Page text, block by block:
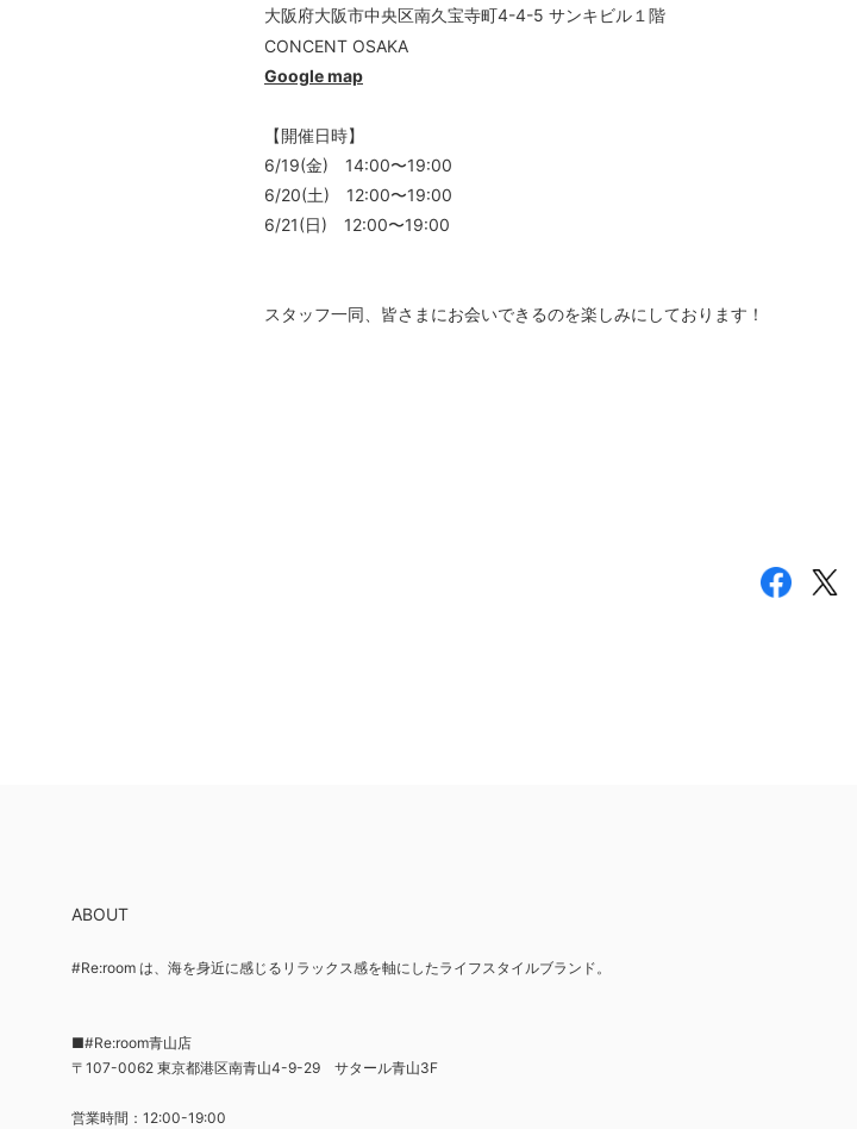
大阪府大阪市中央区南久宝寺町4-4-5 サンキビル１階
CONCENT OSAKA
Google map
【開催日時】
6/19(金) 14:00〜19:00
6/20(土) 12:00〜19:00
6/21(日) 12:00〜19:00
スタッフ一同、皆さまにお会いできるのを楽しみにしております！
ABOUT
#Re:room は、海を身近に感じるリラックス感を軸にしたライフスタイルブランド。
■#Re:room青山店
〒107-0062 東京都港区南青山4-9-29 サタール青山3F
営業時間：12:00-19:00